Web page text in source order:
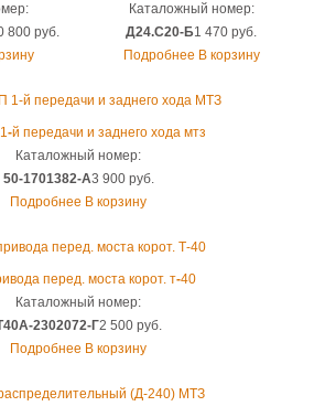
800 руб.
Каталожный номер:
Д24.С20-Б1 470 руб.
Подробнее В корзину
-й передачи и заднего хода мтз
Каталожный номер:
50-1701382-А3 900 руб.
Подробнее В корзину
перед. моста корот. т-40
Каталожный номер:
2302072-Г2 500 руб.
Подробнее В корзину